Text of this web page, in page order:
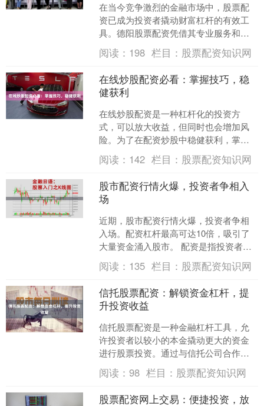
在当今竞争激烈的金融市场中，股票配
资已成为投资者撬动财富杠杆的有效工
具。德阳股票配资凭借其专业服务和灵
活方案，为投资者提供了一条通往财富
增值的便捷之路。 德阳股....
阅读： 198 栏目： 股票配资知识网
在线炒股配资必看：掌握技巧，稳
健获利
在线炒股配资是一种杠杆化的投资方
式，可以放大收益，但同时也会增加风
险。为了在配资炒股中稳健获利，掌握
以下技巧至关重要： **1. 严格控制杠杆
率：** 杠杆率越....
阅读： 142 栏目： 股票配资知识网
股市配资行情火爆，投资者争相入
场
近期，股市配资行情火爆，投资者争相
入场。配资杠杆最高可达10倍，吸引了
大量资金涌入股市。 配资是指投资者通
过向配资公司借款，以放大资金规模进
行股票投资的行为。配....
阅读： 135 栏目： 股票配资知识网
信托股票配资：解锁资金杠杆，提
升投资收益
信托股票配资是一种金融杠杆工具，允
许投资者以较小的本金撬动更大的资金
进行股票投资。通过与信托公司合作，
投资者可以获得最高1:10的配资比例，从
而放大投资收益。 ....
阅读：98 栏目： 股票配资知识网
股票配资网上交易：便捷投资，放